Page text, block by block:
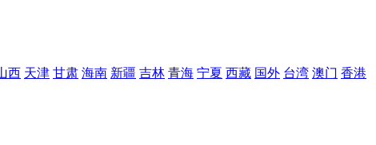
西 天津 甘肃 海南 新疆 吉林 青海 宁夏 西藏 国外 台湾 澳门 香港